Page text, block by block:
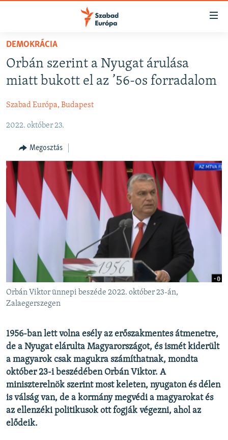
Akadálymentes
Ugrás
fő
oldalra
Ugrás
NAPIRENDEN
AKTUÁLIS
VIDEÓK
ELEMZŐ
NER15
SZABADON
TÁRSADALOM
DEMOKRÁCIA
A PÉNZ NYOMÁBAN
VILÁG
KLÍMAVÁLTOZÁS
A MÚLT TANULSÁGAI
Valamennyi RFE/RL weboldal
DEMOKRÁCIA
Orbán szerint a Nyugat árulása
miatt bukott el az ’56-os forradalom
Szabad Európa, Budapest
2022. október 23.
Megosztás
Orbán Viktor ünnepi beszéde 2022. október 23-án,
Zalaegerszegen
1956-ban lett volna esély az erőszakmentes átmenetre,
de a Nyugat elárulta Magyarországot, és ismét kiderült
a magyarok csak magukra számíthatnak, mondta
október 23-i beszédében Orbán Viktor. A
miniszterelnök szerint most keleten, nyugaton és délen
is válság van, de a kormány megvédi a magyarokat és
az ellenzéki politikusok ott fogják végezni, ahol az
elődeik.